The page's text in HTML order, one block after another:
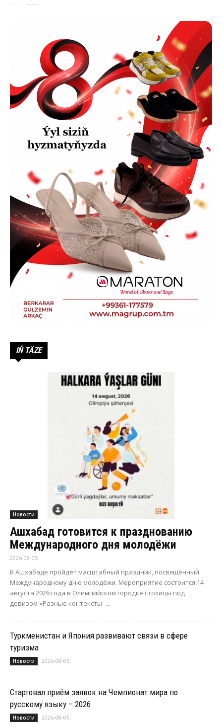
IŇ TÄZE
Новости
Ашхабад готовится к празднованию
Международного дня молодёжи
2026-08-05
В Ашхабаде пройдёт масштабный праздник, посвящённый
Международному дню молодёжи. Мероприятие состоится 14
августа 2026 года в Олимпийском городке столицы под
девизом «Разные контексты -...
Туркменистан и Япония развивают связи в сфере
туризма
Новости 2026-08-05
Стартовал приём заявок на Чемпионат мира по
русскому языку – 2026
Новости 2026-08-05